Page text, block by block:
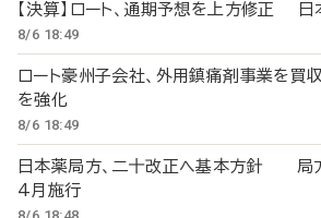
【決算】ロート、通期予想を上方修正 日
8/6 18:49
ロート豪州子会社、外用鎮痛剤事業を
を強化
8/6 18:49
日本薬局方、二十改正へ基本方針 局
4月施行